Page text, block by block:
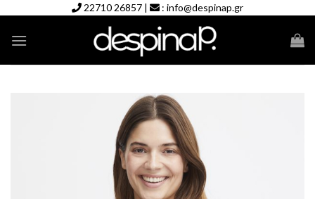
content
22710 26857 | : info@despinap.gr